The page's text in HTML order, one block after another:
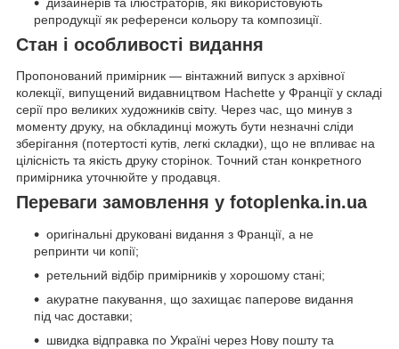
репродукції як референси кольору та композиції.
Стан і особливості видання
Пропонований примірник — вінтажний випуск з архівної
колекції, випущений видавництвом Hachette у Франції у складі
серії про великих художників світу. Через час, що минув з
моменту друку, на обкладинці можуть бути незначні сліди
зберігання (потертості кутів, легкі складки), що не впливає на
цілісність та якість друку сторінок. Точний стан конкретного
примірника уточнюйте у продавця.
Переваги замовлення у fotoplenka.in.ua
оригінальні друковані видання з Франції, а не
репринти чи копії;
ретельний відбір примірників у хорошому стані;
акуратне пакування, що захищає паперове видання
під час доставки;
швидка відправка по Україні через Нову пошту та